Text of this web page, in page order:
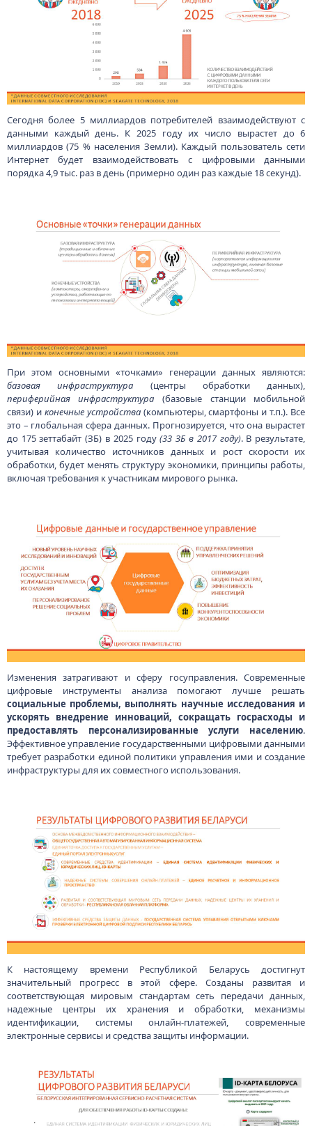
Сегодня более 5 миллиардов потребителей взаимодействуют с
данными каждый день. К 2025 году их число вырастет до 6
миллиардов (75 % населения Земли). Каждый пользователь сети
Интернет будет взаимодействовать с цифровыми данными
порядка 4,9 тыс. раз в день (примерно один раз каждые 18 секунд).
При этом основными «точками» генерации данных являются:
базовая инфраструктура (центры обработки данных),
периферийная инфраструктура (базовые станции мобильной
связи) и конечные устройства(компьютеры, смартфоны и т.п.). Все
это – глобальная сфера данных. Прогнозируется, что она вырастет
до 175 зеттабайт (ЗБ) в 2025 году(33 ЗБ в 2017 году). В результате,
учитывая количество источников данных и рост скорости их
обработки, будет менять структуру экономики, принципы работы,
включая требования к участникам мирового рынка.
Изменения затрагивают и сферу госуправления. Современные
цифровые инструменты анализа помогают лучше решать
социальные проблемы, выполнять научные исследования и
ускорять внедрение инноваций, сокращать госрасходы и
предоставлять персонализированные услуги населению.
Эффективное управление государственными цифровыми данными
требует разработки единой политики управления ими и создание
инфраструктуры для их совместного использования.
К настоящему времени Республикой Беларусь достигнут
значительный прогресс в этой сфере. Созданы развитая и
соответствующая мировым стандартам сеть передачи данных,
надежные центры их хранения и обработки, механизмы
идентификации, системы онлайн-платежей, современные
электронные сервисы и средства защиты информации.